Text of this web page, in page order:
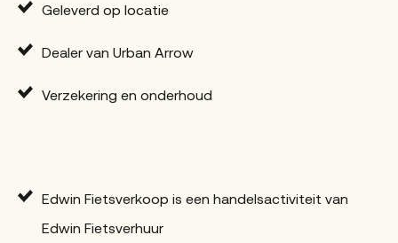
Geleverd op locatie
Dealer van Urban Arrow
Verzekering en onderhoud
Edwin Fietsverkoop is een handelsactiviteit van
Edwin Fietsverhuur